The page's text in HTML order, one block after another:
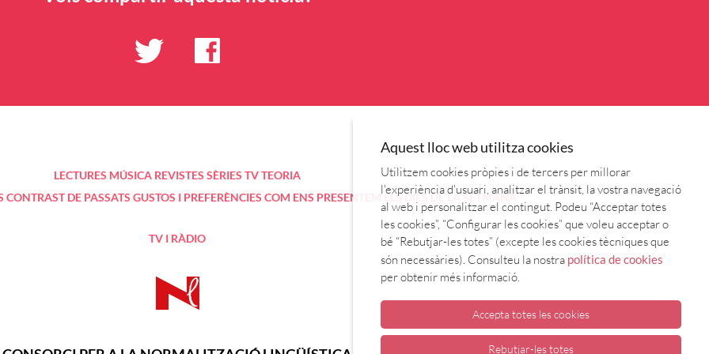
LECTURES MÚSICA REVISTES SÈRIES TVTEORIA
CONTRAST DE PASSATS GUSTOS I PREFERÈNCIES COM ENS PRESENTEM ELS DIES DE LA SETMANA
TV I RÀDIO
Aquest lloc web utilitza cookies
Utilitzem cookies pròpies i de tercers per millorar
l'experiència d'usuari, analitzar el trànsit, la vostra navegació
al web i personalitzar el contingut. Podeu “Acceptar totes
les cookies”, “Configurar les cookies” que voleu acceptar o
bé “Rebutjar-les totes” (excepte les cookies tècniques que
són necessàries). Consulteu la nostra política de cookies
per obtenir més informació.
Accepta totes les cookies
Rebutjar-les totes